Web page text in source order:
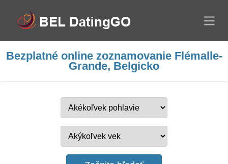
Bezplatné online zoznamovanie Flémalle-
Grande, Belgicko